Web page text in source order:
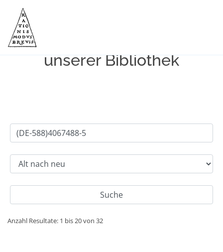
Einfache Suche im Bestand
unserer Bibliothek
Anzahl Resultate: 1 bis 20 von 32